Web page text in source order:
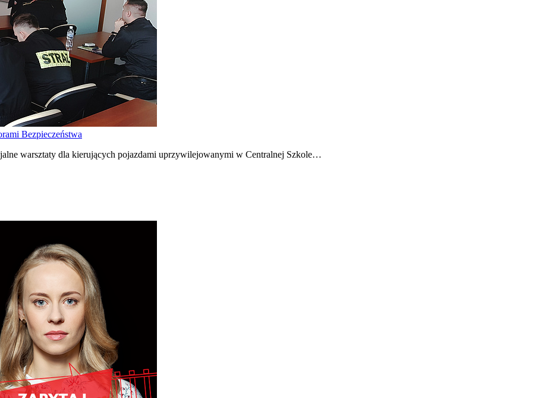
Bezpieczeństwa
warsztaty dla kierujących pojazdami uprzywilejowanymi w Centralnej Szkole…